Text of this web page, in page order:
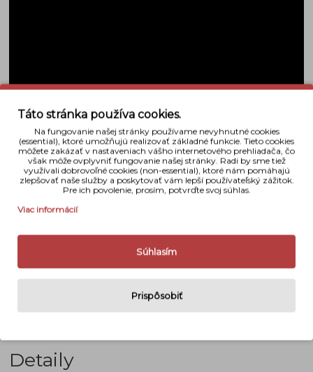
Jednotka uzávierky z kompozitu Kevlaru
a uhlíkových vláken je otestovaná na 150 000
expozícií a vynikajúca ergonómia a ľahké telo
fotoaparátu s monokokovou konštrukciou sú
formátu FX. Hlboký grip umožňuje bezpečné
držanie fotoaparátu bez ohľadu na veľkosť vašich
rúk a zjednodušuje dlhé pohodlné držanie
Výhodný kit s objektívom Nikkor AF-S 24–120mm f/4
Detaily
Táto stránka používa cookies.
Na fungovanie našej stránky používame nevyhnutné cookies
(essential), ktoré umožňujú realizovať základné funkcie. Tieto cookies
môžete zakázať v nastaveniach vášho internetového prehliadača, čo
však môže ovplyvniť fungovanie našej stránky. Radi by sme tiež
využívali dobrovoľné cookies (non-essential), ktoré nám pomáhajú
zlepšovať naše služby a poskytovať vám lepší používateľský zážitok.
Pre ich povolenie, prosím, potvrďte svoj súhlas.
Viac informácií
Súhlasím
Prispôsobiť